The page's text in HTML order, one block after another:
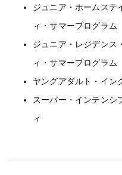
ジュニア・ホームステ
ィ・サマープログラム
ジュニア・レジデンス
ィ・サマープログラム
ヤングアダルト・イン
スーパー・インテンシ
ィ